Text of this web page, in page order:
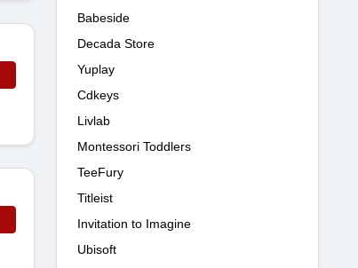
Babeside
Decada Store
Yuplay
Cdkeys
Livlab
Montessori Toddlers
TeeFury
Titleist
Invitation to Imagine
Ubisoft